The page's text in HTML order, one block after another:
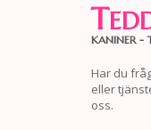
T
KANINER -
Har du
eller
oss.